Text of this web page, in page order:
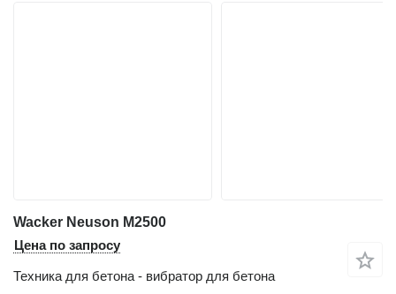
Wacker Neuson M2500
Цена по запросу
Техника для бетона - вибратор для бетона